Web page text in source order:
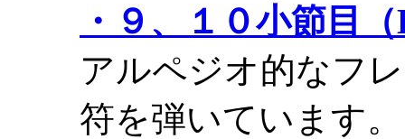
・９、１０小節目
アルペジオ的なフ
符を弾いています